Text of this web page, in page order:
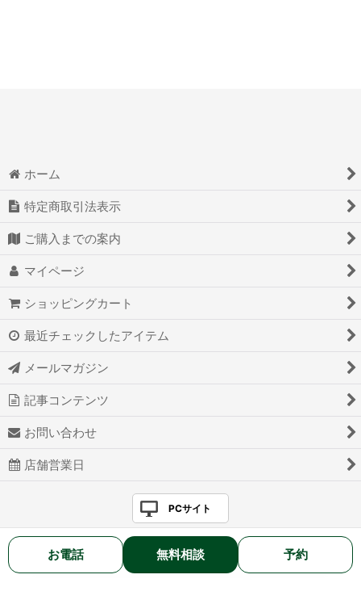
お電話 無料相談 予約
ホーム
特定商取引法表示
ご購入までの案内
マイページ
ショッピングカート
最近チェックしたアイテム
メールマガジン
記事コンテンツ
お問い合わせ
店舗営業日
PCサイト
2025 BELL HOSHOKU Co., Ltd. All rights reserved.